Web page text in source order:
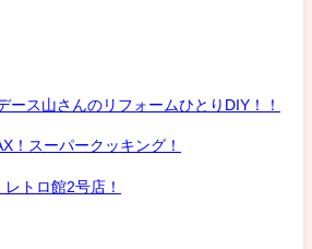
ース山さんのリフォームひとりDIY！！
！スーパークッキング！
トロ館2号店！